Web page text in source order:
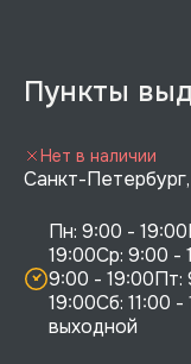
Пункты
Санкт-
Пн: 9:00 -
19:00Ср: 9:00 -
9:00 - 19:00Пт:
19:00Сб: 11:00 -
выходной
Нет в наличии